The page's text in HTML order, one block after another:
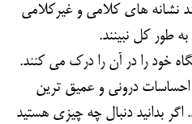
نشانه های کلامی و غیرکلامی
طور کل نبینند.
خود را در آن را درک می کنند.
احساسات درونی و عمیق ترین
بدانید دنبال چه چیزی هستید